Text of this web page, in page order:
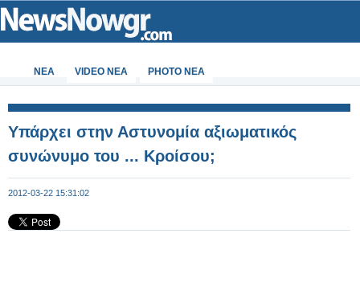
ΝΕΑ VIDEO NEA PHOTO NEA
Υπάρχει στην Αστυνομία αξιωματικός
συνώνυμο του ... Κροίσου;
2012-03-22 15:31:02